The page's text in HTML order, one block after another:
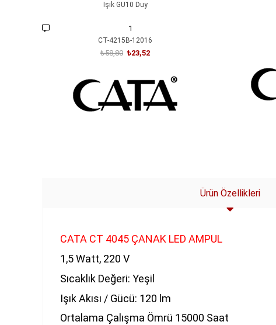
Işık GU10 Duy
1
CT-4215B-12016
₺23,52
₺58,80
Ürün Özellikleri
CATA CT 4045 ÇANAK LED AMPUL
1,5 Watt, 220 V
Sıcaklık Değeri: Yeşil
Işık Akısı / Gücü: 120 lm
Ortalama Çalışma Ömrü 15000 Saat